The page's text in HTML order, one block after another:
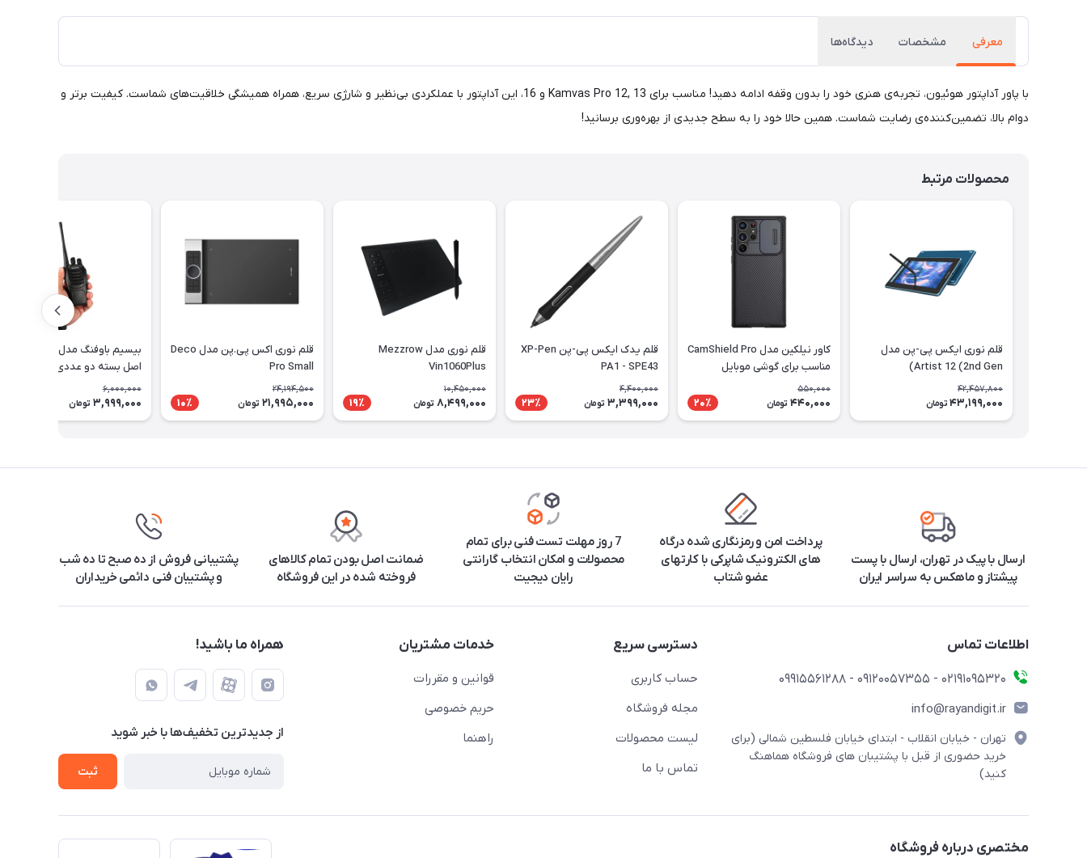
معرفی مشخصات دیدگاه‌ها
با پاور آداپتور هوئیون، تجربه‌ی هنری خود را بدون وقفه ادامه دهید! مناسب برای Kamvas Pro 12, 13 و 16، این آداپتور با عملکردی بی‌نظیر و شارژی سریع، همراه همیشگی خلاقیت‌های شماست. کیفیت برتر و
دوام بالا، تضمین‌کننده‌ی رضایت شماست. همین حالا خود را به سطح جدیدی از بهره‌وری برسانید!
محصولات مرتبط
قلم نوری ایکس پی-پن مدل
Artist 12 (2nd Gen)
42,457,800
43,199,000 تومان
کاور نیلکین مدل CamShield Pro
مناسب برای گوشی موبایل
سامسونگ Galaxy S22 Ultra
550,000
440,000 تومان 20٪
قلم یدک ایکس پی-پن XP-Pen
PA1 - SPE43
4,400,000
3,399,000 تومان 23٪
قلم نوری مدل Mezzrow
Vin1060Plus
10,450,000
8,499,000 تومان 19٪
قلم نوری اکس پی.پن مدل Deco
Pro Small
24,194,500
21,995,000 تومان 10٪
اصل بسته دو عددی
6,000,000
3,999,000 تومان
ارسال با پیک در تهران، ارسال با پست
پیشتاز و ماهکس به سراسر ایران
پرداخت امن و رمزنگاری شده درگاه
های الکترونیک شاپرکی با کارتهای
عضو شتاب
7 روز مهلت تست فنی برای تمام
محصولات و امکان انتخاب گارانتی
رایان دیجیت
ضمانت اصل بودن تمام کالاهای
فروخته شده در این فروشگاه
پشتیبانی فروش از ده صبح تا ده شب
و پشتیبان فنی دائمی خریداران
اطلاعات تماس
۰۲۱91095320 - 09120057355 - 09915561288
info@rayandigit.ir
تهران - خیابان انقلاب - ابتدای خیابان فلسطین شمالی (برای
خرید حضوری از قبل با پشتیبان های فروشگاه هماهنگ
کنید)
دسترسی سریع
حساب کاربری
مجله فروشگاه
لیست محصولات
تماس با ما
خدمات مشتریان
قوانین و مقررات
حریم خصوصی
راهنما
همراه ما باشید!
از جدید‌ترین تخفیف‌ها با‌ خبر شوید
ثبت
مختصری درباره فروشگاه